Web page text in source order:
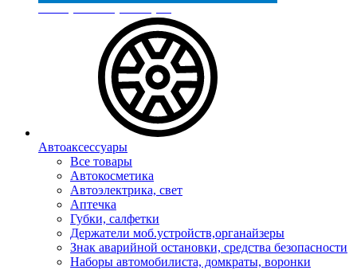
Реестр МинПромТорга
Автоаксессуары
Все товары
Автокосметика
Автоэлектрика, свет
Аптечка
Губки, салфетки
Держатели моб.устройств,органайзеры
Знак аварийной остановки, средства безопасности
Наборы автомобилиста, домкраты, воронки